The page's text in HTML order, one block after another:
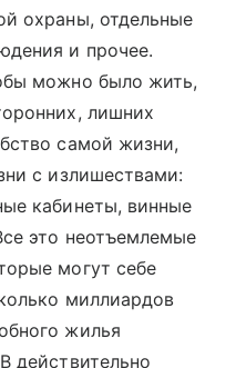
охраны, отдельные
и прочее.
можно было жить,
лишних
самой жизни,
с излишествами:
кабинеты, винные
это неотъемлемые
могут себе
миллиардов
жилья
действительно